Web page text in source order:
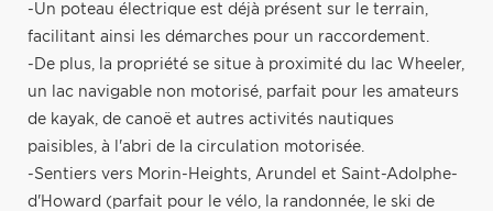
-Un poteau électrique est déjà présent sur le terrain,
facilitant ainsi les démarches pour un raccordement.
-De plus, la propriété se situe à proximité du lac Wheeler,
un lac navigable non motorisé, parfait pour les amateurs
de kayak, de canoë et autres activités nautiques
paisibles, à l'abri de la circulation motorisée.
-Sentiers vers Morin-Heights, Arundel et Saint-Adolphe-
d'Howard (parfait pour le vélo, la randonnée, le ski de